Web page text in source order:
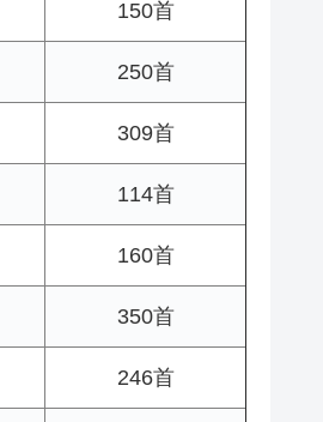
150首
250首
309首
114首
160首
350首
246首